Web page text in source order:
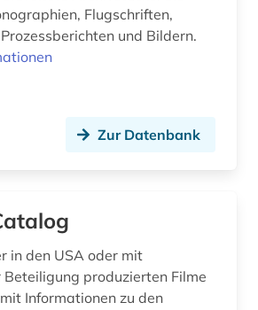
fachzeitschrift (1)
Flugschriften,
und Bildern.
Zur Datenbank
in den USA oder mit
produzierten Filme
Informationen zu den